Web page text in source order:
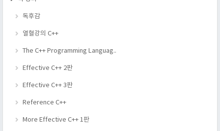
독후감
열혈강의 C++
The C++ Programming Languag..
Effective C++ 2판
Effective C++ 3판
Reference C++
More Effective C++ 1판